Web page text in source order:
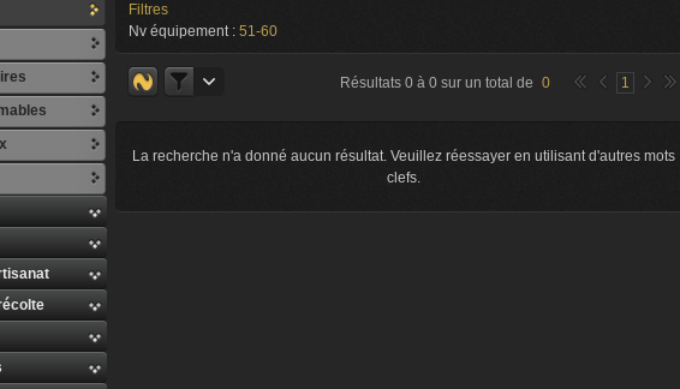
Filtres
Nv équipement : 51-60
Résultats 0 à 0 sur un total de 0 1
La recherche n'a donné aucun résultat. Veuillez réessayer en utilisant d'autres mots
clefs.